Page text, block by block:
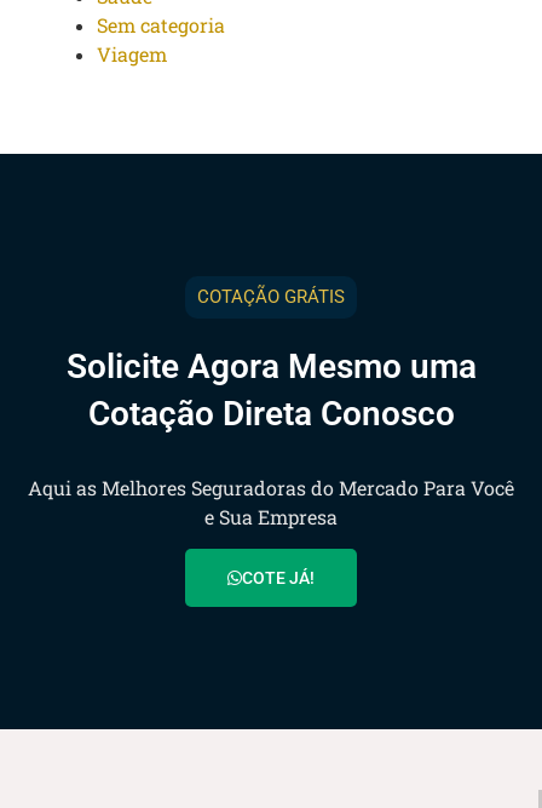
Sem categoria
Viagem
COTAÇÃO GRÁTIS
Solicite Agora Mesmo uma
Cotação Direta Conosco
Aqui as Melhores Seguradoras do Mercado Para Você
e Sua Empresa
COTE JÁ!